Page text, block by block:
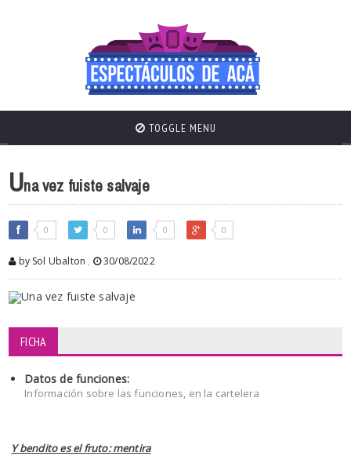
TOGGLE MENU
Una vez fuiste salvaje
0 0 0 0
by Sol Ubalton , 30/08/2022
FICHA
Datos de funciones:
Información sobre las funciones, en la cartelera
Y bendito es el fruto: mentira